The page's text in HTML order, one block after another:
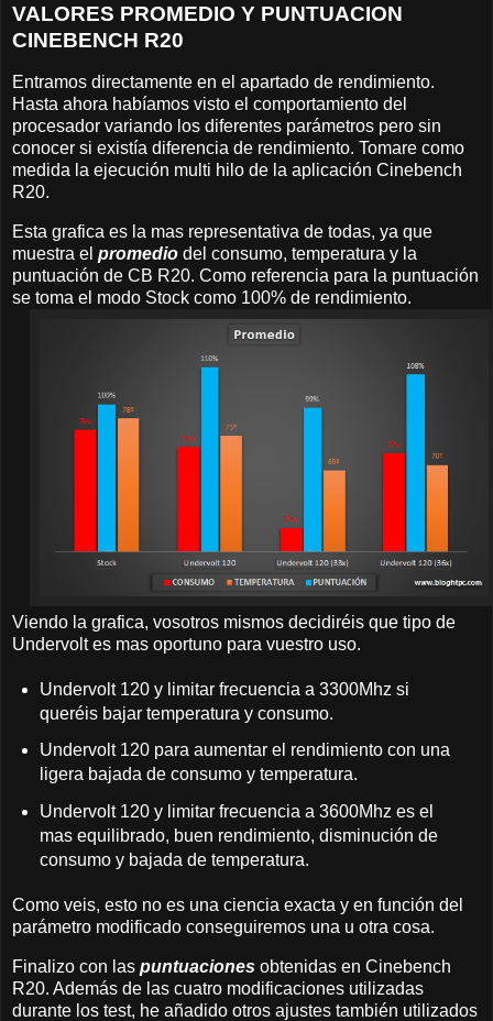
VALORES PROMEDIO Y PUNTUACION
CINEBENCH R20
Entramos directamente en el apartado de rendimiento.
Hasta ahora habíamos visto el comportamiento del
procesador variando los diferentes parámetros pero sin
conocer si existía diferencia de rendimiento. Tomare como
medida la ejecución multi hilo de la aplicación Cinebench
R20.
Esta grafica es la mas representativa de todas, ya que
muestra el promedio del consumo, temperatura y la
puntuación de CB R20. Como referencia para la puntuación
se toma el modo Stock como 100% de rendimiento.
Viendo la grafica, vosotros mismos decidiréis que tipo de
Undervolt es mas oportuno para vuestro uso.
Undervolt 120 y limitar frecuencia a 3300Mhz si
queréis bajar temperatura y consumo.
Undervolt 120 para aumentar el rendimiento con una
ligera bajada de consumo y temperatura.
Undervolt 120 y limitar frecuencia a 3600Mhz es el
mas equilibrado, buen rendimiento, disminución de
consumo y bajada de temperatura.
Como veis, esto no es una ciencia exacta y en función del
parámetro modificado conseguiremos una u otra cosa.
Finalizo con las puntuaciones obtenidas en Cinebench
R20. Además de las cuatro modificaciones utilizadas
durante los test, he añadido otros ajustes también utilizados